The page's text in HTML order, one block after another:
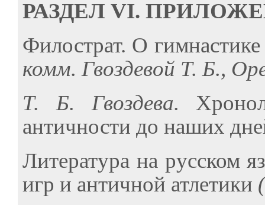
РАЗДЕЛ VI.
Филострат. О
комм. Гвоздевой Т. Б.,
Т. Б. Гвоздева.
античности до наших
Литература на русском
игр и античной атлетики